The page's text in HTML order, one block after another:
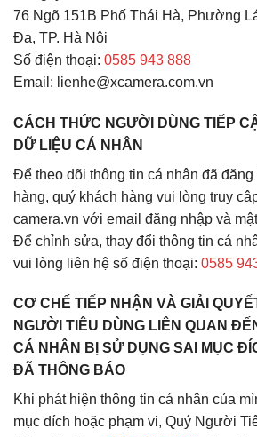
76 Ngõ 151B Phố Thái Hà, Phường
Đa, TP. Hà Nội
Số điện thoại: 0585 943 888
Email: lienhe@xcamera.com.vn
CÁCH THỨC NGƯỜI DÙNG TIẾP
DỮ LIỆU CÁ NHÂN
Để theo dõi thông tin cá nhân đã
hàng, quý khách hàng vui lòng truy
camera.vn với email đăng nhập và
Để chỉnh sửa, thay đổi thông tin cá
vui lòng liên hệ số điện thoại: 0585
CƠ CHẾ TIẾP NHẬN VÀ GIẢI
NGƯỜI TIÊU DÙNG LIÊN QUAN
CÁ NHÂN BỊ SỬ DỤNG SAI MỤC
ĐÃ THÔNG BÁO
Khi phát hiện thông tin cá nhân của
mục đích hoặc phạm vi, Quý Người